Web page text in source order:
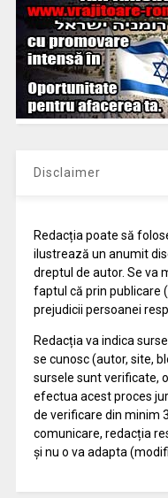
Disclaimer
Redacția poate să
ilustrează un anumit
dreptul de autor. Se va
faptul că prin publicare
prejudicii persoanei
Redacția va indica
se cunosc (autor, site,
sursele sunt verificate,
efectua acest proces
de verificare din minim
comunicare, redacția
și nu o va adapta